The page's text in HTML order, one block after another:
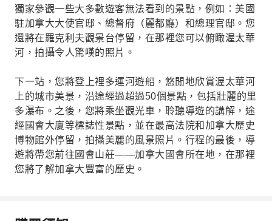
獨家參觀一些大多數遊客無法看到的景點，例如：美國
駐加拿大大使官邸、總督府（麗都廳）和總理官邸。您
還將在羅克利夫觀景台停留，在那裡您可以俯瞰渥太華
河，拍攝令人驚嘆的照片。
下一站，您將登上裡多運河遊船，悠閒地欣賞渥太華河
上的城市美景，沿途經過超過50個景點，包括壯麗的里
多瀑布。之後，您將乘坐觀光車，聆聽導遊的講解，途
經國會大廈等標誌性景點，並在最高法院和加拿大歷史
博物館外停留，拍攝美麗的風景照片。行程的最後，導
遊將帶您前往國會山莊——加拿大國會所在地，在那裡
您將了解加拿大豐富的歷史。